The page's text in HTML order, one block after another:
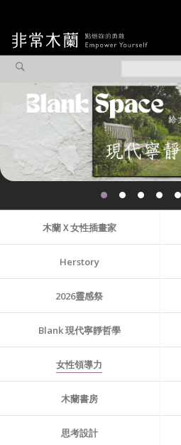
觀點專欄
焦點企劃
社會企業
認識我們
木蘭Ｘ女性插畫家
Herstory
2026靈感祭
Blank 現代寧靜哲學
女性領導力
木蘭書房
思考設計